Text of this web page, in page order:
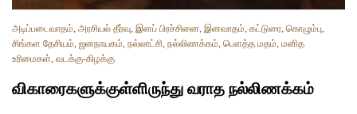
அடிப்படைவாதம், அரசியல் தீர்வு, இனப் பிரச்சினை, இனவாதம், கட்டுரை, கொழும்பு,
சிங்கள தேசியம், ஜனநாயகம், நல்லாட்சி, நல்லிணக்கம், பௌத்த மதம், மனித
உரிமைகள், வடக்கு-கிழக்கு
விகாரைகளுக்குள்ளிருந்து வராத நல்லிணக்கம்